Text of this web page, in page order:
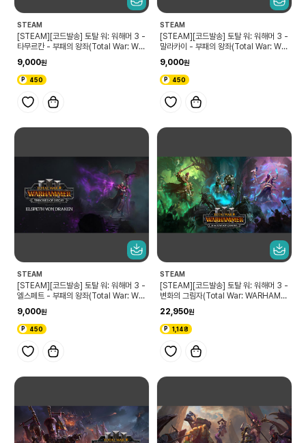
STEAM
[STEAM][코드발송] 토탈 워: 워해머 3 -
타무르칸 - 부패의 왕좌(Total War: WA
nes of Decay)
9,000
450
STEAM
[STEAM][코드발송] 토탈 워: 워해머 3 -
말라카이 - 부패의 왕좌(Total War: WA
of Decay)
9,000
450
STEAM
[STEAM][코드발송] 토탈 워: 워해머 3 -
엘스페트 - 부패의 왕좌(Total War: WA
of Decay)
9,000
450
STEAM
[STEAM][코드발송] 토탈 워: 워해머 3 -
변화의 그림자(Total War: WARHAMM
22,950
1,148